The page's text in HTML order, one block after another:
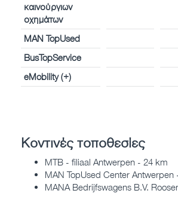
καινούργιων
οχημάτων
MAN TopUsed
BusTopService
eMobility (+)
Κοντινές τοποθεσίες
MTB - filiaal Antwerpen - 24 km
MAN TopUsed Center Antwerpen
MANA Bedrijfswagens B.V.